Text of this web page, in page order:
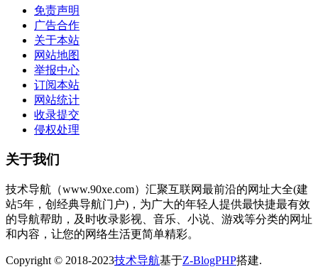
免责声明
广告合作
关于本站
网站地图
举报中心
订阅本站
网站统计
收录提交
侵权处理
关于我们
技术导航（www.90xe.com）汇聚互联网最前沿的网址大全(建
站5年，创经典导航门户)，为广大的年轻人提供最快捷最有效
的导航帮助，及时收录影视、音乐、小说、游戏等分类的网址
和内容，让您的网络生活更简单精彩。
Copyright © 2018-2023技术导航基于Z-BlogPHP搭建.